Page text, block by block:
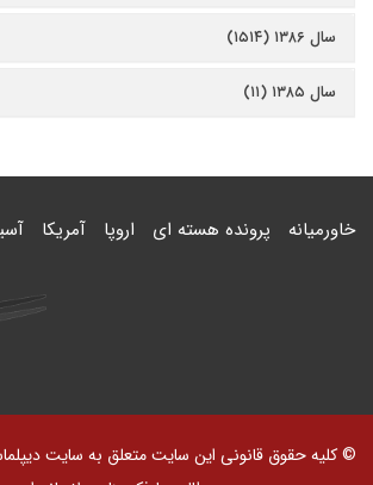
سال ۱۳۸۶ (۱۵۱۴)
سال ۱۳۸۵ (۱۱)
خاورمیانه پرونده هسته ای اروپا آمریکا
© کلیه حقوق قانونی این سایت متعلق به سایت